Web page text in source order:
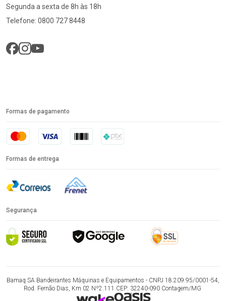
Segunda a sexta de 8h às 18h
Telefone: 0800 727 8448
Formas de pagamento
Formas de entrega
Segurança
Bamaq SA Bandeirantes Máquinas e Equipamentos - CNPJ 18.209.95/0001-54,
Rod. Fernão Dias, Km 02 Nº2.111 CEP: 32240-090 Contagem/MG